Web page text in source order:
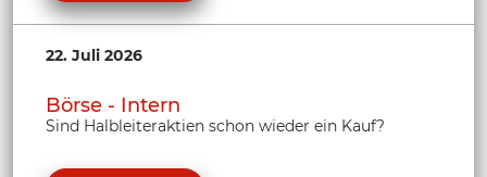
22. Juli 2026
Börse - Intern
Sind Halbleiteraktien schon wieder ein Kauf?